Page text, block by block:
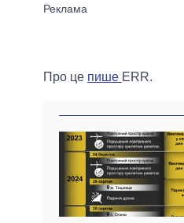
Про це пише ERR.